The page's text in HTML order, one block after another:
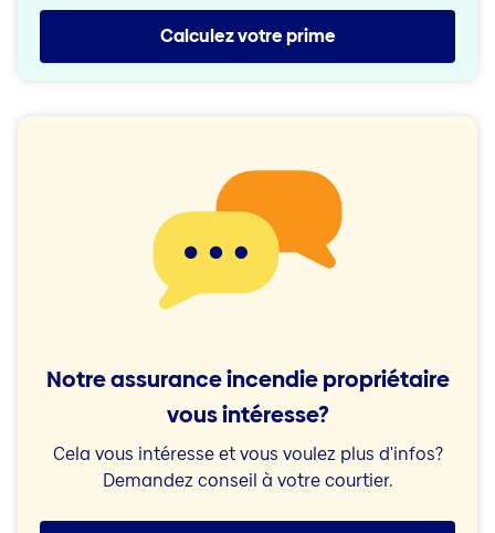
Calculez votre prime
Notre assurance incendie propriétaire
vous intéresse?
Cela vous intéresse et vous voulez plus d'infos?
Demandez conseil à votre courtier.